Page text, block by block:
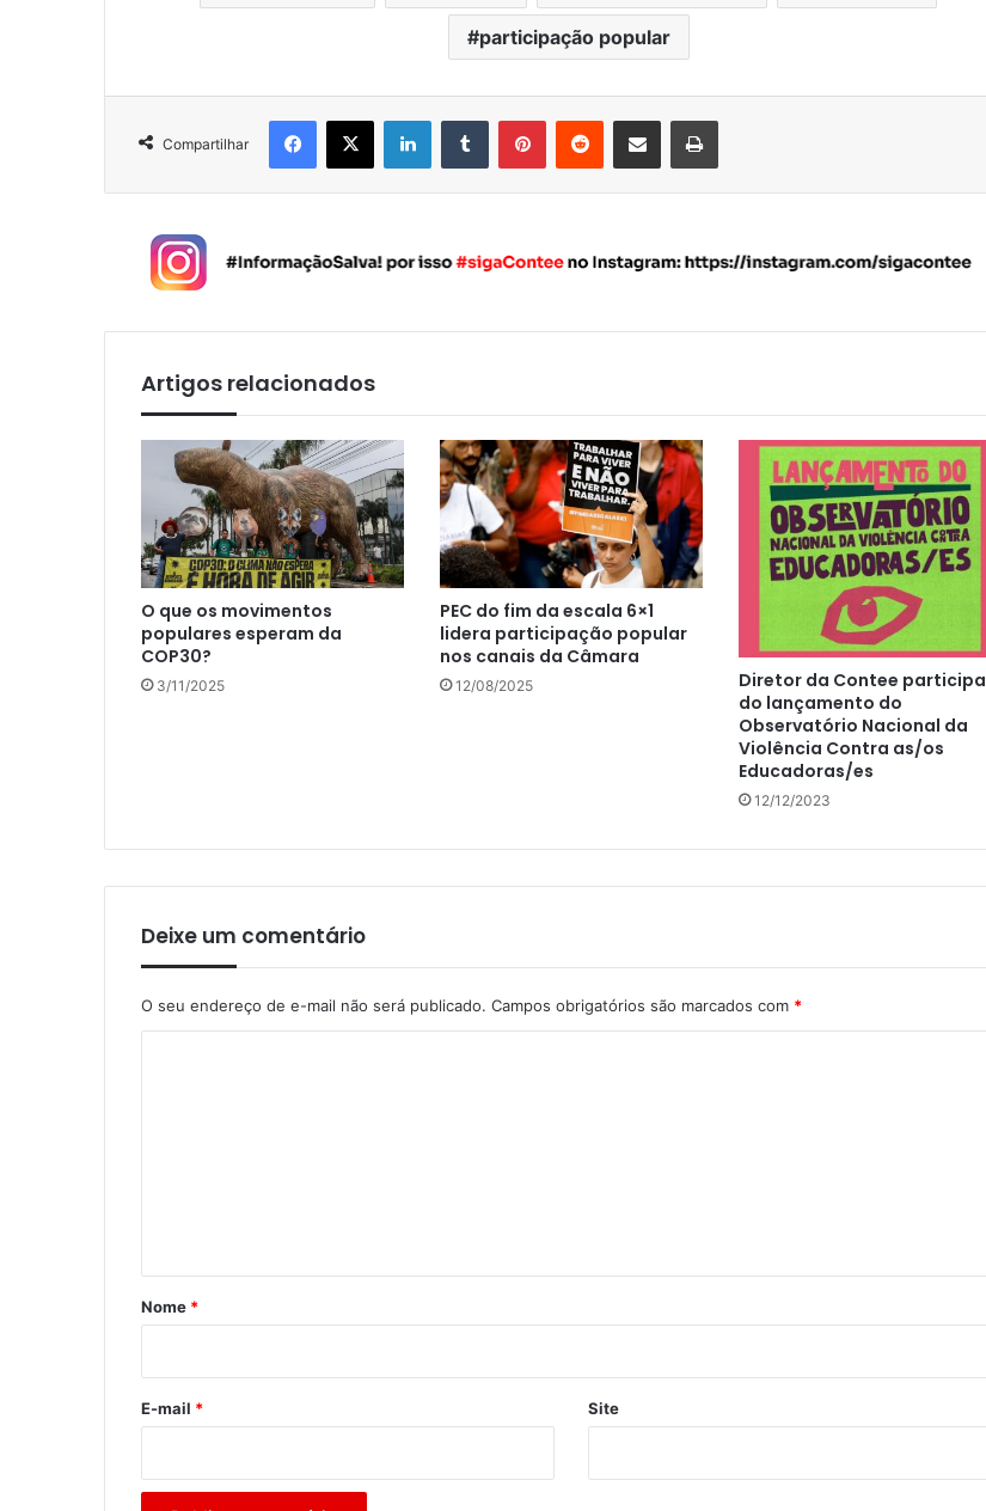
participação popular
Compartilhar
Artigos relacionados
O que os movimentos
populares esperam da
COP30?
3/11/2025
PEC do fim da escala 6×1
lidera participação popular
nos canais da Câmara
12/08/2025
Diretor da Contee participa
do lançamento do
Observatório Nacional da
Violência Contra as/os
Educadoras/es
12/12/2023
Deixe um comentário
O seu endereço de e-mail não será publicado. Campos obrigatórios são marcados com *
r
*
Nome *
E-mail * Site